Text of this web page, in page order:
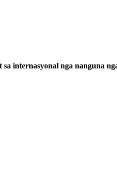
internasyonal nga nanguna